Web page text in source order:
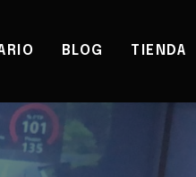
BLOG TIENDA